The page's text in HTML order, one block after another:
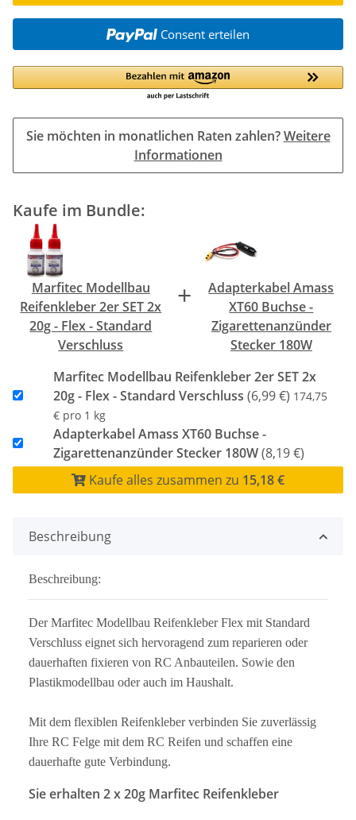
Consent erteilen
Sie möchten in monatlichen Raten zahlen?Weitere
Informationen
Kaufe im Bundle:
Marfitec Modellbau
Reifenkleber 2er SET 2x
20g - Flex - Standard
Verschluss
+
Adapterkabel Amass
XT60 Buchse -
Zigarettenanzünder
Stecker 180W
Marfitec Modellbau Reifenkleber 2er SET 2x
20g - Flex - Standard Verschluss (6,99 €) 174,75
€ pro 1 kg
Adapterkabel Amass XT60 Buchse -
Zigarettenanzünder Stecker 180W(8,19 €)
Kaufe alles zusammen zu 15,18 €
Beschreibung
Beschreibung:
Der Marfitec Modellbau Reifenkleber Flex mit Standard
Verschluss eignet sich hervoragend zum reparieren oder
dauerhaften fixieren von RC Anbauteilen. Sowie den
Plastikmodellbau oder auch im Haushalt.
Mit dem flexiblen Reifenkleber verbinden Sie zuverlässig
Ihre RC Felge mit dem RC Reifen und schaffen eine
dauerhafte gute Verbindung.
Sie erhalten 2 x 20g Marfitec Reifenkleber